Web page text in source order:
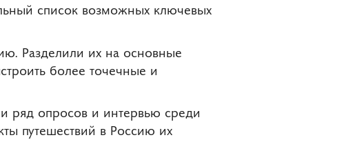
список возможных ключевых
Разделили их на основные
более точечные и
ряд опросов и интервью среди
путешествий в Россию их